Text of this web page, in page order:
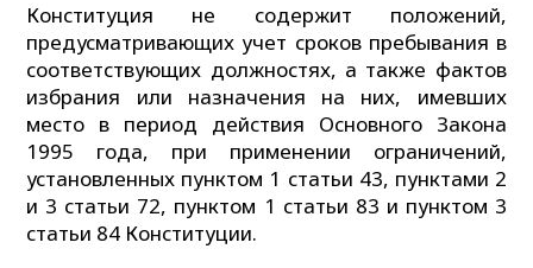
Конституция не содержит положений,
предусматривающих учет сроков пребывания в
соответствующих должностях, а также фактов
избрания или назначения на них, имевших
место в период действия Основного Закона
1995 года, при применении ограничений,
установленных пунктом 1 статьи 43, пунктами 2
и 3 статьи 72, пунктом 1 статьи 83 и пунктом 3
статьи 84 Конституции.